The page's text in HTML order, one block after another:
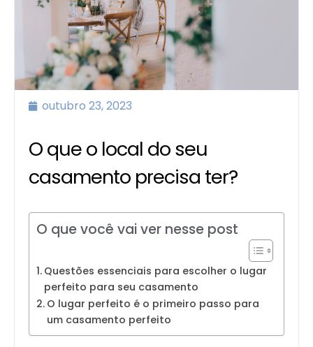
outubro 23, 2023
O que o local do seu
casamento precisa ter?
O que você vai ver nesse post
Questões essenciais para escolher o lugar
perfeito para seu casamento
O lugar perfeito é o primeiro passo para
um casamento perfeito